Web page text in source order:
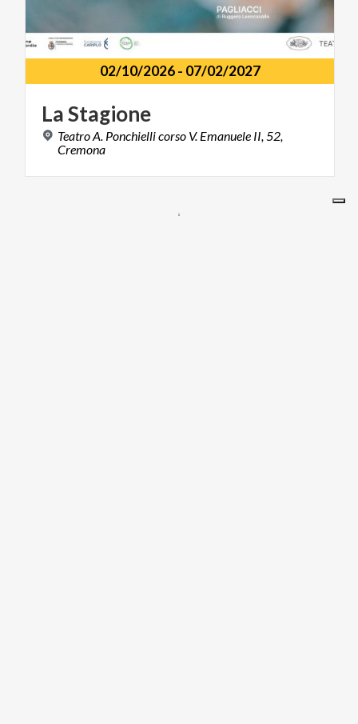
02/10/2026- 07/02/2027
LaStagione
Teatro A. Ponchielli corso V. Emanuele II, 52,
Cremona